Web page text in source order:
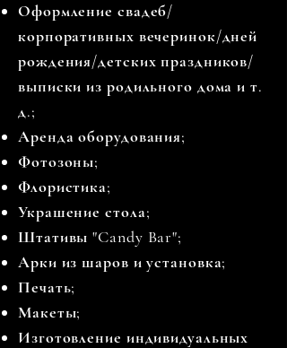
Оформление свадеб/
корпоративных вечеринок/дней
рождения/детских праздников/
выписки из родильного дома и т.
д.;
Аренда оборудования;
Фотозоны;
Флористика;
Украшение стола;
Штативы "Candy Bar";
Арки из шаров и установка;
Печать;
Макеты;
Изготовление индивидуальных